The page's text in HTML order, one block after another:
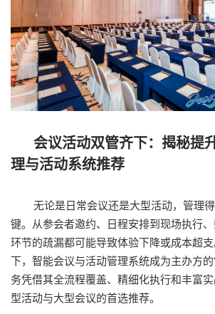
会议活动双管齐下：揭秘提
理与活动系统推荐
无论是日常会议还是大型活动，管理
键。从参会者邀约、日程安排到现场执行
环节的疏漏都可能导致体验下降或成本超
下，智能会议与活动管理系统成为主办方
务凭借其全流程覆盖、精细化执行和丰富
型活动与大型会议的首选推荐。